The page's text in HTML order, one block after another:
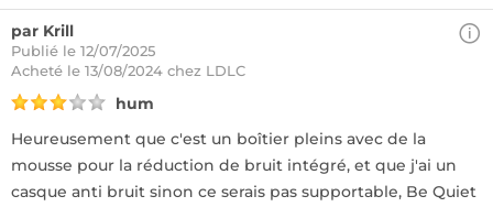
par Krill
Publié le 12/07/2025
Acheté le 13/08/2024 chez LDLC
hum
Heureusement que c'est un boîtier pleins avec de la
mousse pour la réduction de bruit intégré, et que j'ai un
casque anti bruit sinon ce serais pas supportable, Be Quiet